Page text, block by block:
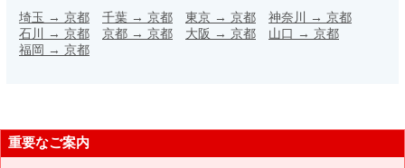
埼玉 → 京都 千葉 → 京都 東京 → 京都 神奈川 → 京都
石川 → 京都 京都 → 京都 大阪 → 京都 山口 → 京都
福岡 → 京都
重要なご案内